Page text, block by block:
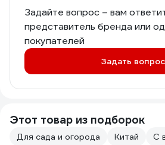
Задайте вопрос – вам
представитель бренда или
покупателей
Задать вопрос
Этот товар из подборок
Для сада и огорода Китай
С